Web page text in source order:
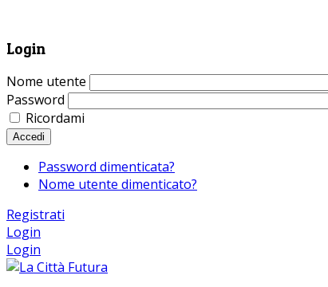
Login
Nome utente
Password
Ricordami
Accedi
Password dimenticata?
Nome utente dimenticato?
Registrati
Login
Login